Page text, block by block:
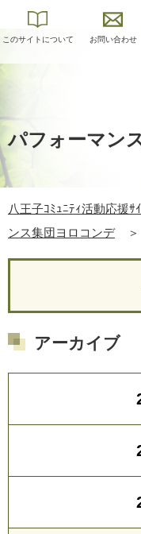
このサイトについて お問い合わせ
パフォーマン
八王子ｺﾐｭﾆﾃｨ活動応援
ンス集団ヨロコンデ
＞
アーカイブ